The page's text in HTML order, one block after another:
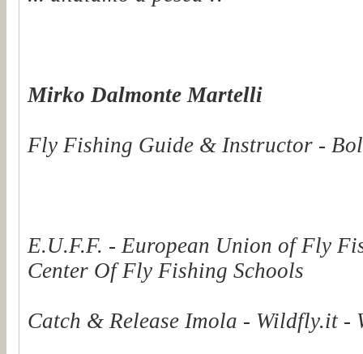
Mirko Dalmonte Martelli
Fly Fishing Guide & Instructor -
E.U.F.F. - European Union of Fly
Center Of Fly Fishing Schools
Catch & Release Imola - Wildfly.it